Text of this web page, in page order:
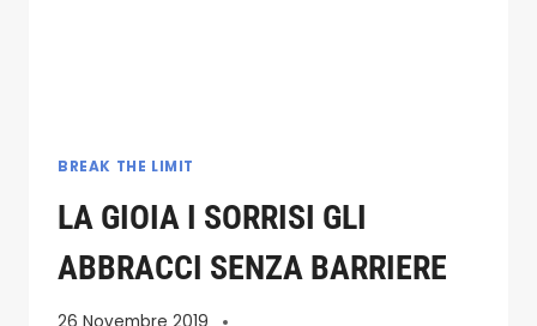
BREAK THE LIMIT
LA GIOIA I SORRISI GLI
ABBRACCI SENZA BARRIERE